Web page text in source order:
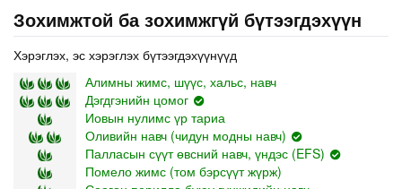
Зохимжтой ба зохимжгүй бүтээгдэхүүн
Хэрэглэх, эс хэрэглэх бүтээгдэхүүнүүд
Алимны жимс, шүүс, хальс, навч
Дэгдгэнийн цомог
Иовын нулимс үр тариа
Оливийн навч (чидун модны навч)
Палласын сүүт өвсний навч, үндэс (EFS)
Помело жимс (том бэрсүүт жүрж)